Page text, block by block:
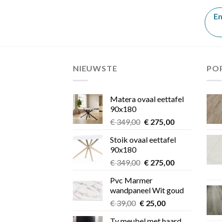
NIEUWSTE
Matera ovaal eettafel
90x180
€349,00 Oorspronkelijke
was:
€275,00Huidige
is:
Stoik ovaal eettafel
90x180
€349,00 Oorspronkelijke
was:
€ 349,00.
€275,00Huidige
€ 275,00.
Pvc Marmer
wandpaneel Wit goud
€39,00 Oorspronkelijke
€25,00Huidige